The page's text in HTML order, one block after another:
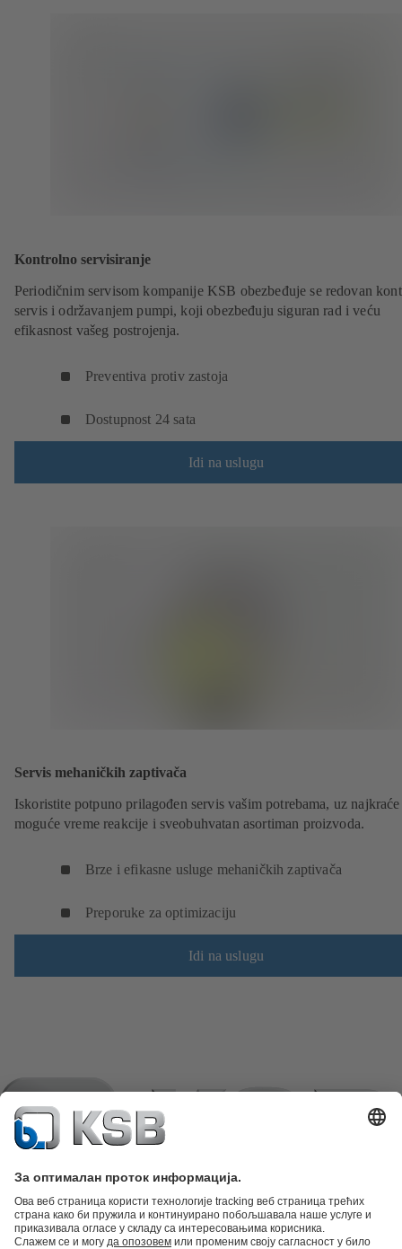
Kontrolno servisiranje
Periodičnim servisom kompanije KSB obezbeđuje se redovan
servis i održavanjem pumpi, koji obezbeđuju siguran rad i veću
efikasnost vašeg postrojenja.
Preventiva protiv zastoja
Dostupnost 24 sata
Idi na uslugu
Servis mehaničkih zaptivača
Iskoristite potpuno prilagođen servis vašim potrebama, uz najkraće
moguće vreme reakcije i sveobuhvatan asortiman proizvoda.
Brze i efikasne usluge mehaničkih zaptivača
Preporuke za optimizaciju
Idi na uslugu